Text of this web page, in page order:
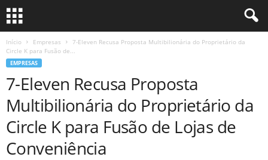
Início Empresas
7-Eleven Recusa Proposta Multibilionária do Proprietário da
Circle K para Fusão de...
EMPRESAS
7-Eleven Recusa Proposta
Multibilionária do Proprietário da
Circle K para Fusão de Lojas de
Conveniência